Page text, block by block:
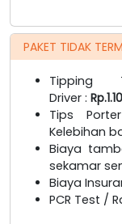
PAKET TIDAK
Tipping
Driver :
Tips
Kelebihan
Biaya
sekamar
Biaya
PCR Test /